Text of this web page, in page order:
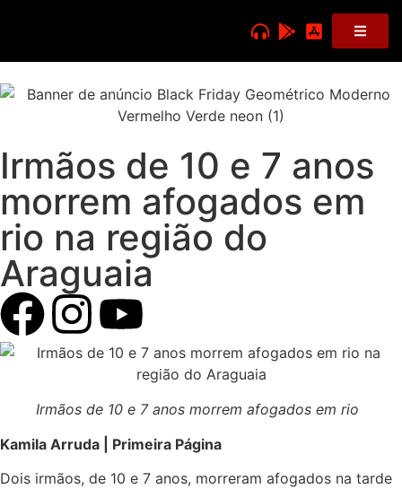
Irmãos de 10 e 7 anos
morrem afogados em
rio na região do
Araguaia
Irmãos de 10 e 7 anos morrem afogados em rio
Kamila Arruda | Primeira Página
Dois irmãos, de 10 e 7 anos, morreram afogados na tarde